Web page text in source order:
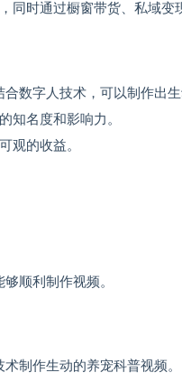
时通过橱窗带货、私域变
数字人技术，可以制作出
知名度和影响力。
观的收益。
顺利制作视频。
制作生动的养宠科普视频。